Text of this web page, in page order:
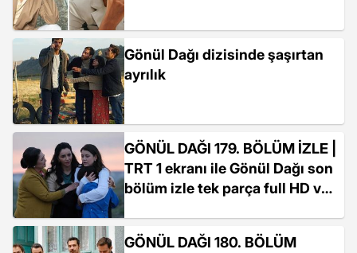
Gönül Dağı dizisinde şaşırtan
ayrılık
GÖNÜL DAĞI 179. BÖLÜM İZLE |
TRT 1 ekranı ile Gönül Dağı son
bölüm izle tek parça full HD ve
GÖNÜL DAĞI 180. BÖLÜM